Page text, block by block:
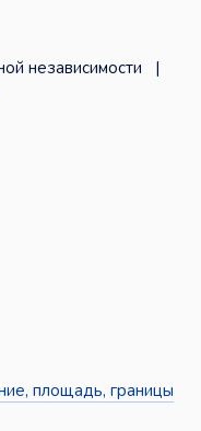
независимости |
площадь, границы